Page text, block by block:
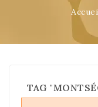
TAG